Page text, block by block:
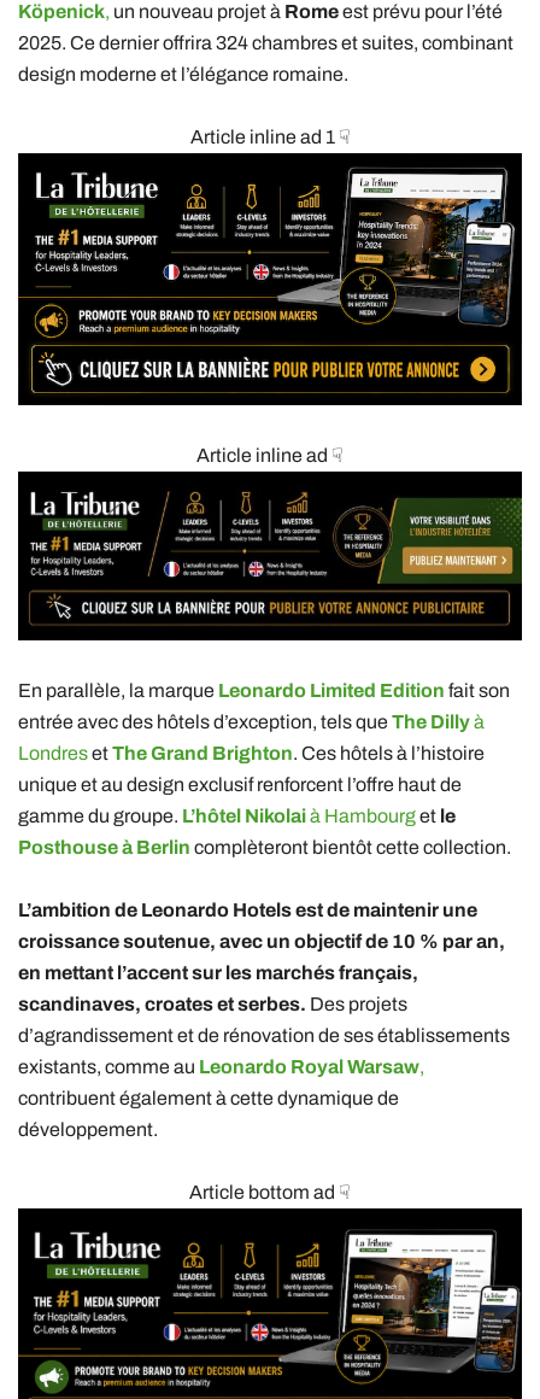
Köpenick, un nouveau projet à Romeest prévu pour l’été
2025. Ce dernier offrira 324 chambres et suites, combinant
design moderne et l’élégance romaine.
Article inline ad 1 ☟
Article inline ad ☟
En parallèle, la marque Leonardo Limited Edition fait son
entrée avec des hôtels d’exception, tels queThe Dillyà
LondresetThe Grand Brighton. Ces hôtels à l’histoire
unique et au design exclusif renforcent l’offre haut de
gamme du groupe. L’hôtel Nikolaià Hambourget le
Posthouse à Berlin complèteront bientôt cette collection.
L’ambition de Leonardo Hotels est de maintenir une
croissance soutenue, avec un objectif de 10 % par an,
en mettant l’accent sur les marchés français,
scandinaves, croates et serbes. Des projets
d’agrandissement et de rénovation de ses établissements
existants, comme au Leonardo Royal Warsaw,
contribuent également à cette dynamique de
développement.
Article bottom ad ☟